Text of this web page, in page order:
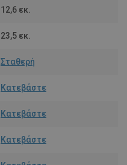
12,6 εκ.
23,5 εκ.
Σταθερή
Κατεβάστε
Κατεβάστε
Κατεβάστε